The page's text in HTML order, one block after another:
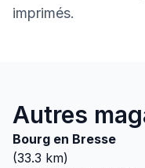
imprimés.
Autres
Bourg en Bresse
(33.3 km)